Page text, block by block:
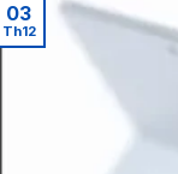
03
Th12